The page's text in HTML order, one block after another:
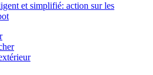
et simplifié: action sur les